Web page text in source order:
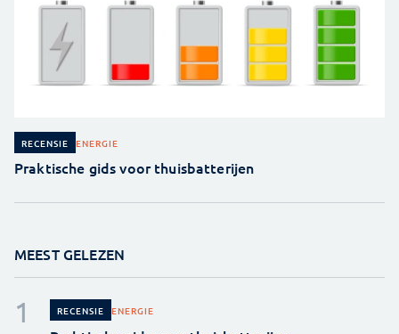
RECENSIE ENERGIE
Praktische gids voor thuisbatterijen
MEEST GELEZEN
RECENSIE ENERGIE